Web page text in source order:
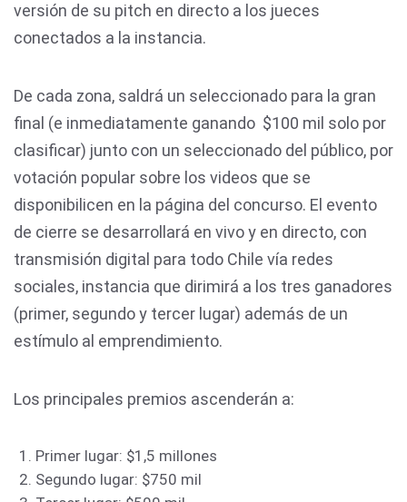
versión de su pitch en directo a los jueces
conectados a la instancia.
De cada zona, saldrá un seleccionado para la gran
final (e inmediatamente ganando $100 mil solo por
clasificar) junto con un seleccionado del público, por
votación popular sobre los videos que se
disponibilicen en la página del concurso. El evento
de cierre se desarrollará en vivo y en directo, con
transmisión digital para todo Chile vía redes
sociales, instancia que dirimirá a los tres ganadores
(primer, segundo y tercer lugar) además de un
estímulo al emprendimiento.
Los principales premios ascenderán a:
Primer lugar: $1,5 millones
Segundo lugar: $750 mil